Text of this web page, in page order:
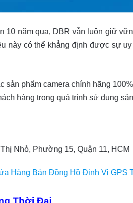
10 năm qua, DBR vẫn luôn giữ
này có thể khẳng định được sự
sản phẩm camera chính hãng
hàng trong quá trình sử dụng
Nhỏ, Phường 15, Quận 11, HCM
Hàng Bán Đồng Hồ Định Vị GPS